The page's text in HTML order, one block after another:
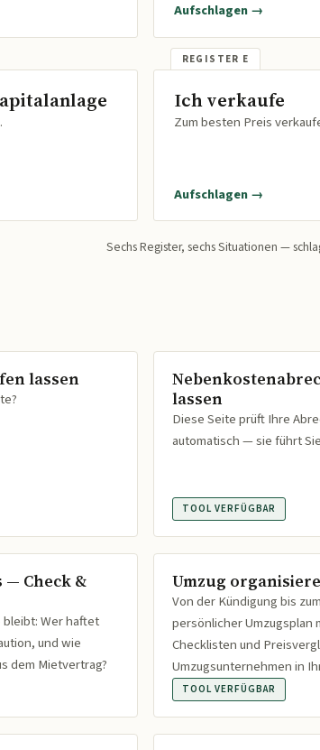
Aufschlagen →
Ich verkaufe
Zum besten Preis
Aufschlagen →
Sechs Register, sechs Situationen —
lassen
lassen
Diese Seite prüft Ihre
automatisch — sie führt
TOOL VERFÜGBAR
Check &
bleibt: Wer haftet
und wie
dem Mietvertrag?
Umzug
Von der Kündigung bis
persönlicher Umzugsplan
Checklisten und
Umzugsunternehmen in
TOOL VERFÜGBAR